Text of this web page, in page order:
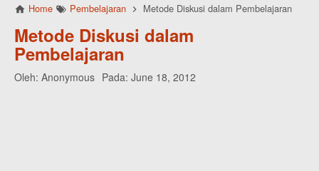
Home Pembelajaran Metode Diskusi dalam Pembelajaran
Metode Diskusi dalam
Pembelajaran
Oleh: Anonymous Pada: June 18, 2012